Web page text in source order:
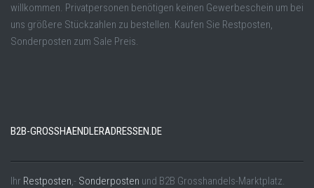
willkommen. Privatpersonen benötigen keinen Gewerbeschein um bei
uns größere Stückzahlen zu bestellen. Kaufen Sie Restposten,
Sonderposten zum Sale Preis.
B2B-GROSSHAENDLERADRESSEN.DE
Ihr Restposten,- Sonderposten und B2B Grosshandels-Marktplatz.